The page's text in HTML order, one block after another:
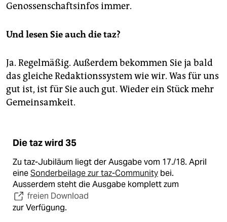
Genossenschaftsinfos immer.
Und lesen Sie auch die taz?
Ja. Regelmäßig. Außerdem bekommen Sie ja bald
das gleiche Redaktionssystem wie wir. Was für uns
gut ist, ist für Sie auch gut. Wieder ein Stück mehr
Gemeinsamkeit.
Die taz wird 35
Zu taz-Jubiläum liegt der Ausgabe vom 17./18. April
eineSonderbeilage zur taz-Community bei.
Ausserdem steht die Ausgabe komplett zum
freien Download
zur Verfügung.